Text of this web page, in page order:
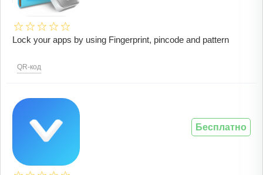
Lock your apps by using Fingerprint, pincode and pattern
QR-код
Бесплатно